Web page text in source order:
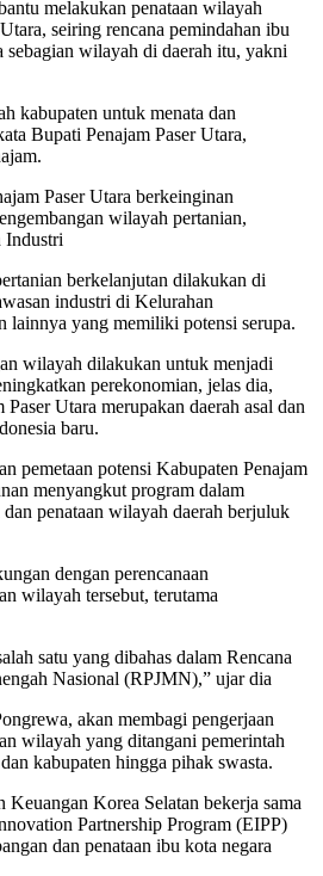
melakukan penataan wilayah
seiring rencana pemindahan ibu
sebagian wilayah di daerah itu, yakni
kabupaten untuk menata dan
Bupati Penajam Paser Utara,
Paser Utara berkeinginan
wilayah pertanian,
Industri
berkelanjutan dilakukan di
industri di Kelurahan
lainnya yang memiliki potensi serupa.
wilayah dilakukan untuk menjadi
perekonomian, jelas dia,
Utara merupakan daerah asal dan
baru.
pemetaan potensi Kabupaten Penajam
menyangkut program dalam
penataan wilayah daerah berjuluk
dengan perencanaan
wilayah tersebut, terutama
satu yang dibahas dalam Rencana
Nasional (RPJMN),” ujar dia
akan membagi pengerjaan
wilayah yang ditangani pemerintah
kabupaten hingga pihak swasta.
Keuangan Korea Selatan bekerja sama
Partnership Program (EIPP)
dan penataan ibu kota negara